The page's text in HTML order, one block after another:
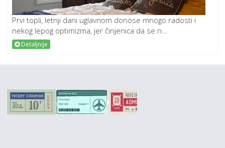
Prvi topli, letnji dani uglavnom donose mnogo radosti i
nekog lepog optimizma, jer činjenica da se n...
Detaljnije